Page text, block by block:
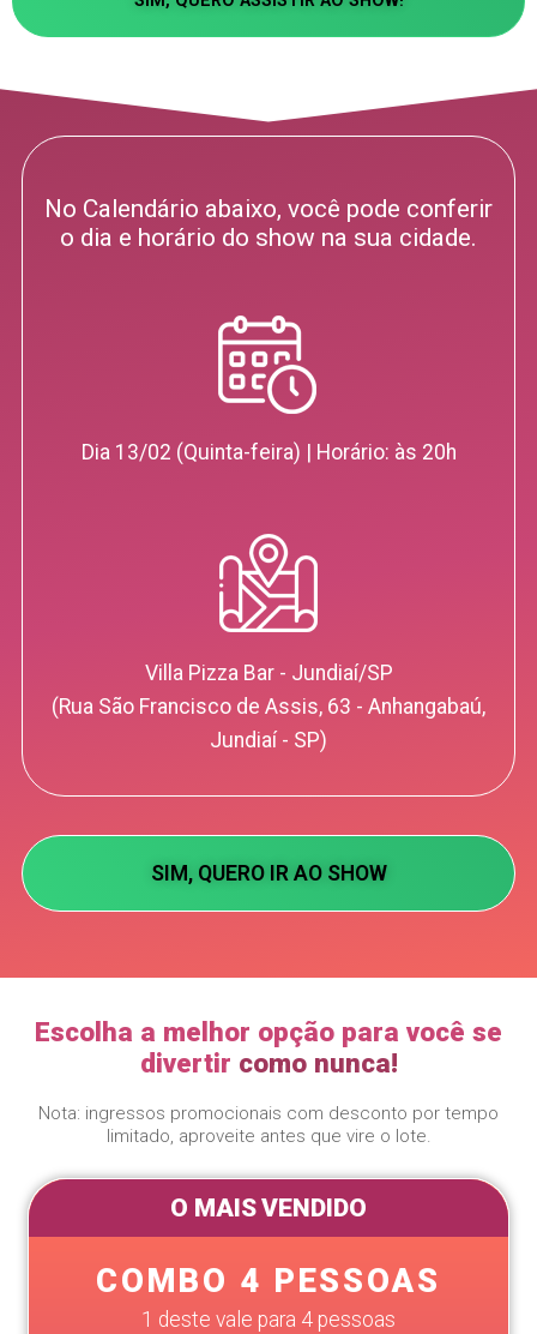
No Calendário abaixo, você pode conferir
o dia e horário do show na sua cidade.
Dia 13/02 (Quinta-feira) | Horário: às 20h
Villa Pizza Bar - Jundiaí/SP
(Rua São Francisco de Assis, 63 - Anhangabaú,
Jundiaí - SP)
SIM, QUERO IR AO SHOW
Escolha a melhor opção para você se
divertir como nunca!
Nota: ingressos promocionais com desconto por tempo
limitado, aproveite antes que vire o lote.
O MAIS VENDIDO
COMBO 4 PESSOAS
1 deste vale para 4 pessoas